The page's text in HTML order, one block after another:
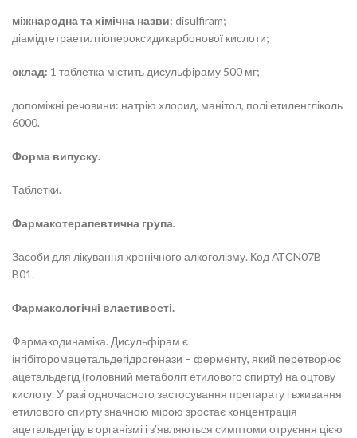
міжнародна та хімічна назви: disulfiram;
діамідтетраетилтіопероксидикарбонової кислоти;
склад: 1 таблетка містить дисульфіраму 500 мг;
допоміжні речовини: натрію хлорид, манітол, полі етиленгліколь
6000.
Форма випуску.
Таблетки.
Фармакотерапевтична група.
Засоби для лікування хронічного алкоголізму. Код АТСN07B
B01.
Фармакологічні властивості.
Фармакодинаміка. Дисульфірам є
інгібіторомацетальдегідрогенази – ферменту, який перетворює
ацетальдегід (головний метаболіт етилового спирту) на оцтову
кислоту. У разі одночасного застосування препарату і вживання
етилового спирту значною мірою зростає концентрація
ацетальдегіду в організмі і з’являються симптоми отруєння цією